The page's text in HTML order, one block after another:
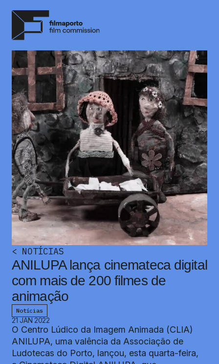
< NOTÍCIAS
ANILUPA lança cinemateca digital
com mais de 200 filmes de
animação
Notícias
21 JAN 2022
O Centro Lúdico da Imagem Animada (CLIA)
ANILUPA, uma valência da Associação de
Ludotecas do Porto, lançou, esta quarta-feira,